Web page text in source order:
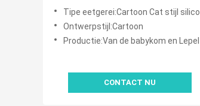
voeding Set Cartoon cat Style
siliconen babyvoedsel set
Tipe eetgerei:Cartoon Cat stijl siliconen baby
Ontwerpstijl:Cartoon
Productie:Van de babykom en Lepel Slabreeks
CONTACT NU